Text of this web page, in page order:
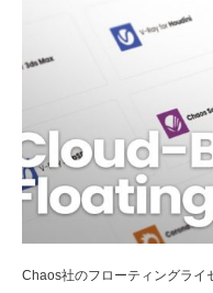
Chaos社のフローティングライ